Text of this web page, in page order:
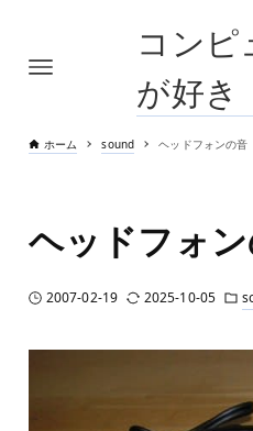
コンピ
が好き
ホーム sound ヘッドフォンの音
ヘッドフォ
2007-02-19 2025-10-05